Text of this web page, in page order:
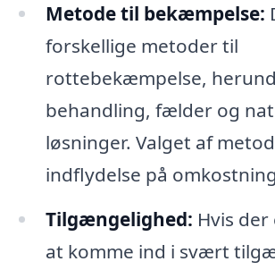
Metode til bekæmpelse:
forskellige metoder til
rottebekæmpelse,
behandling, fælder og
løsninger. Valget af
indflydelse på
Tilgængelighed: Hvis
at komme ind i svært